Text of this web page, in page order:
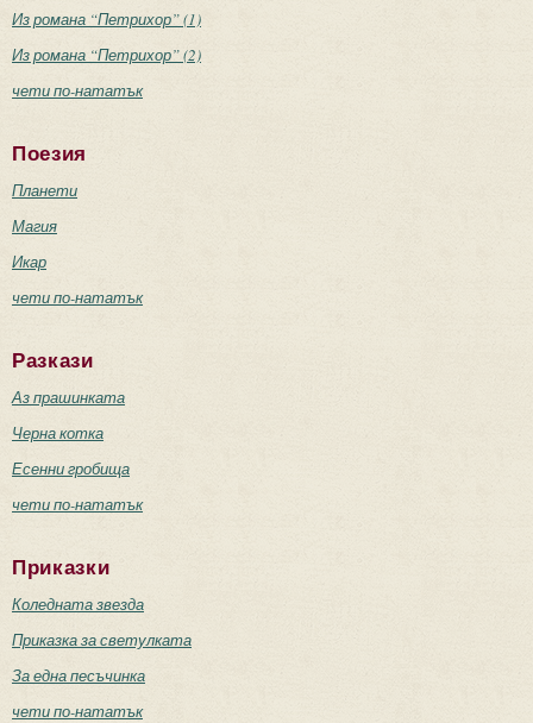
Из романа “Петрихор” (1)
Из романа “Петрихор” (2)
чети по-нататък
Поезия
Планети
Магия
Икар
чети по-нататък
Разкази
Аз прашинката
Черна котка
Есенни гробища
чети по-нататък
Приказки
Коледната звезда
Приказка за светулката
За една песъчинка
чети по-нататък